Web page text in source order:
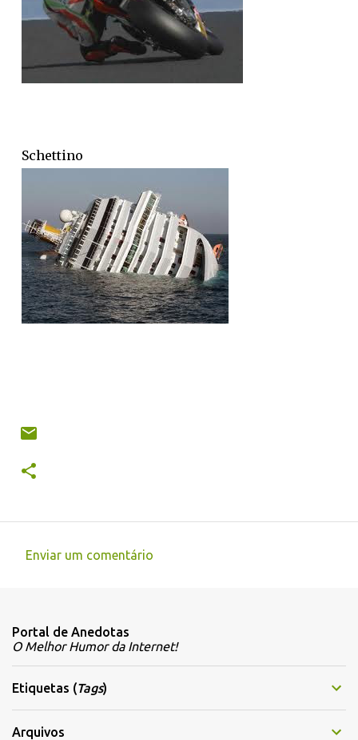
Schettino
e
n
t
á
r
Enviar um comentário
Portal de Anedotas
O Melhor Humor da Internet!
Etiquetas (Tags)
Arquivos